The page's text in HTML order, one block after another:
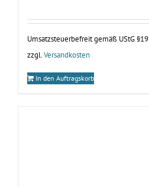
Umsatzsteuerbefreit gemäß UStG §19
zzgl. Versandkosten
In den Auftragskorb